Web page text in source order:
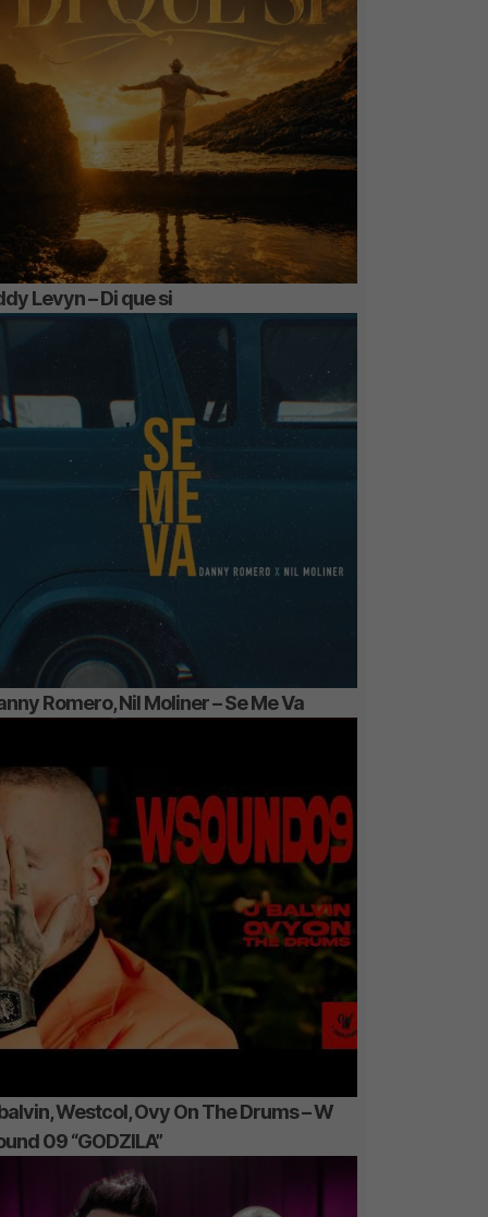
Levyn – Di que si
Romero, Nil Moliner – Se Me Va
Westcol, Ovy On The Drums – W
09 “GODZILA”